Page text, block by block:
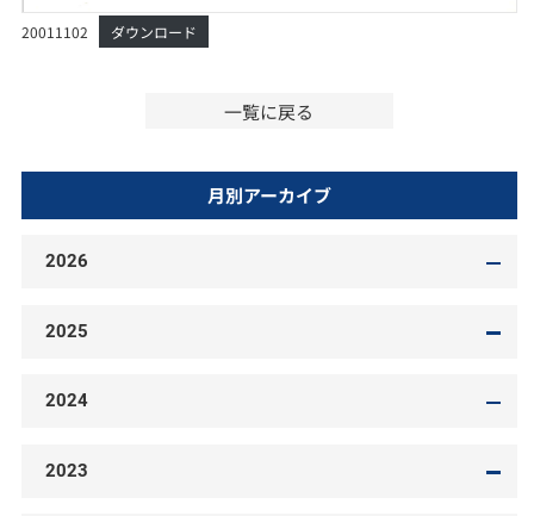
20011102 ダウンロード
一覧に戻る
月別アーカイブ
2026
2025
2024
2023